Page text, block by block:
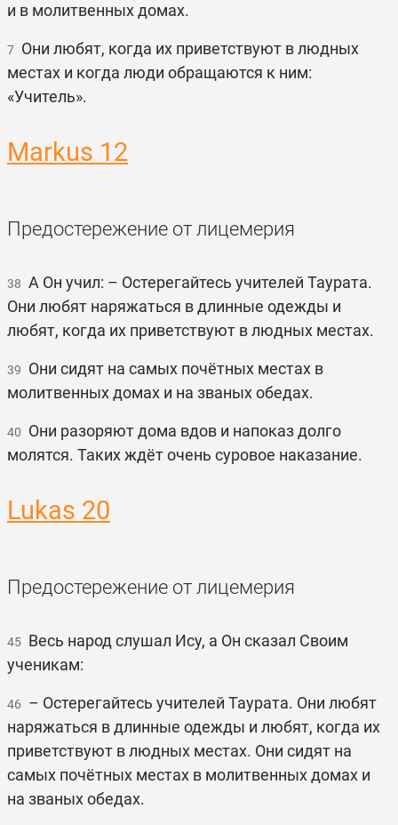
и в молитвенных домах.
7 Они любят, когда их приветствуют в людных
местах и когда люди обращаются к ним:
«Учитель».
Markus 12
Предостережение от лицемерия
38 А Он учил: – Остерегайтесь учителей Таурата.
Они любят наряжаться в длинные одежды и
любят, когда их приветствуют в людных местах.
39 Они сидят на самых почётных местах в
молитвенных домах и на званых обедах.
40 Они разоряют дома вдов и напоказ долго
молятся. Таких ждёт очень суровое наказание.
Lukas 20
Предостережение от лицемерия
45 Весь народ слушал Ису, а Он сказал Своим
ученикам:
46 – Остерегайтесь учителей Таурата. Они любят
наряжаться в длинные одежды и любят, когда их
приветствуют в людных местах. Они сидят на
самых почётных местах в молитвенных домах и
на званых обедах.